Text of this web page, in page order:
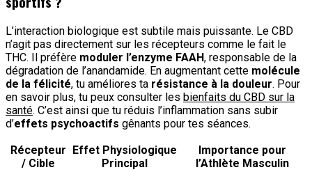
L’interaction biologique est subtile mais puissante. Le CBD
n’agit pas directement sur les récepteurs comme le fait le
THC. Il préfère moduler l’enzyme FAAH, responsable de la
dégradation de l’anandamide. En augmentant cette molécule
de la félicité, tu améliores ta résistance à la douleur. Pour
en savoir plus, tu peux consulter les bienfaits du CBD sur la
santé. C’est ainsi que tu réduis l’inflammation sans subir
d’effets psychoactifs gênants pour tes séances.
Récepteur
/ Cible
Effet Physiologique
Principal
Importance pour
l’Athlète Masculin